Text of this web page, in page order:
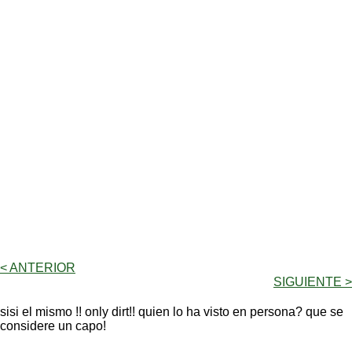
< ANTERIOR
SIGUIENTE >
sisi el mismo !! only dirt!! quien lo ha visto en persona? que se
considere un capo!